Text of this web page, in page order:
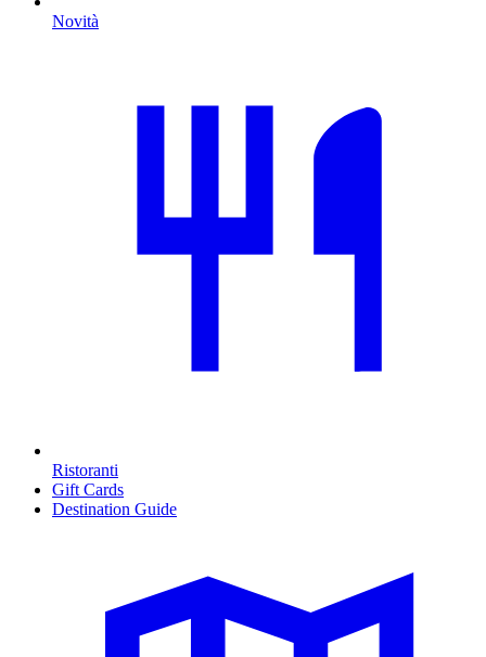
Novità
Ristoranti
Gift Cards
Destination Guide